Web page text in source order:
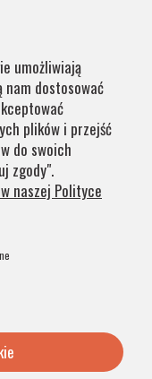
produktu. W
Wierzymy, że na
umożliwiają
nam dostosować
plików i przejść
do swoich
zgody".
naszej Polityce